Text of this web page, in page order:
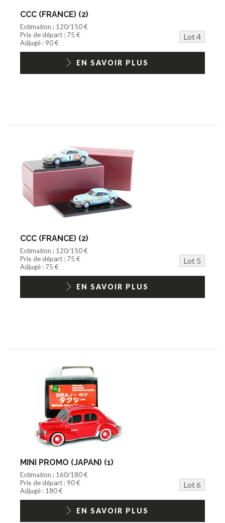
CCC (FRANCE) (2)
Estimation : 120/150 €
Prix de départ : 75 €
Lot 4
Adjugé : 90 €
EN SAVOIR PLUS
CCC (FRANCE) (2)
Estimation : 120/150 €
Prix de départ : 75 €
Lot 5
Adjugé : 75 €
EN SAVOIR PLUS
MINI PROMO (JAPAN) (1)
Estimation : 160/180 €
Prix de départ : 90 €
Lot 6
Adjugé : 180 €
EN SAVOIR PLUS